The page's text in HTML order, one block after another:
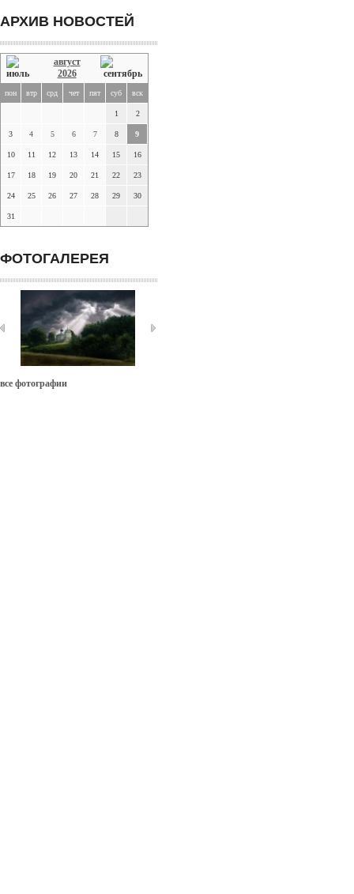
АРХИВ НОВОСТЕЙ
август
2026
пон втр срд чет пят суб вск
1 2
3 4 5 6 7 8 9
10 11 12 13 14 15 16
17 18 19 20 21 22 23
24 25 26 27 28 29 30
31
ФОТОГАЛЕРЕЯ
все фотографии